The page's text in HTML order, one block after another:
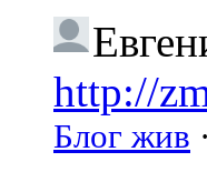
http://
Блог жив ·